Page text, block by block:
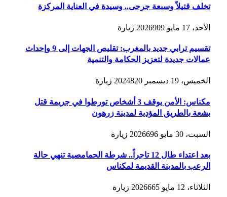
تخلف قتيلاً وسبعة جرحى.. وسيدة في العناية المركزة
الأحد، 17 مايو 2026 909 زيارة
تقسيم ترابي جديد بالمغرب: تقليص الجهات إلى 9 وإحداث
عمالات جديدة لتعزيز الحكامة والتنمية
الخميس، 19 ديسمبر 2024 820 زيارة
مكناس: الأمن يوقف 3 أشخاص تورطوا في جريمة قتل
بشعة بالطريق المؤدية لمدينة زرهون
السبت، 30 مايو 2026 696 زيارة
بعد اعتداء طال 12 تاجراً.. شرطة الحمامصية تنهي حالة
الرعب بالمدينة القديمة لمكناس
الثلاثاء، 12 مايو 2026 665 زيارة